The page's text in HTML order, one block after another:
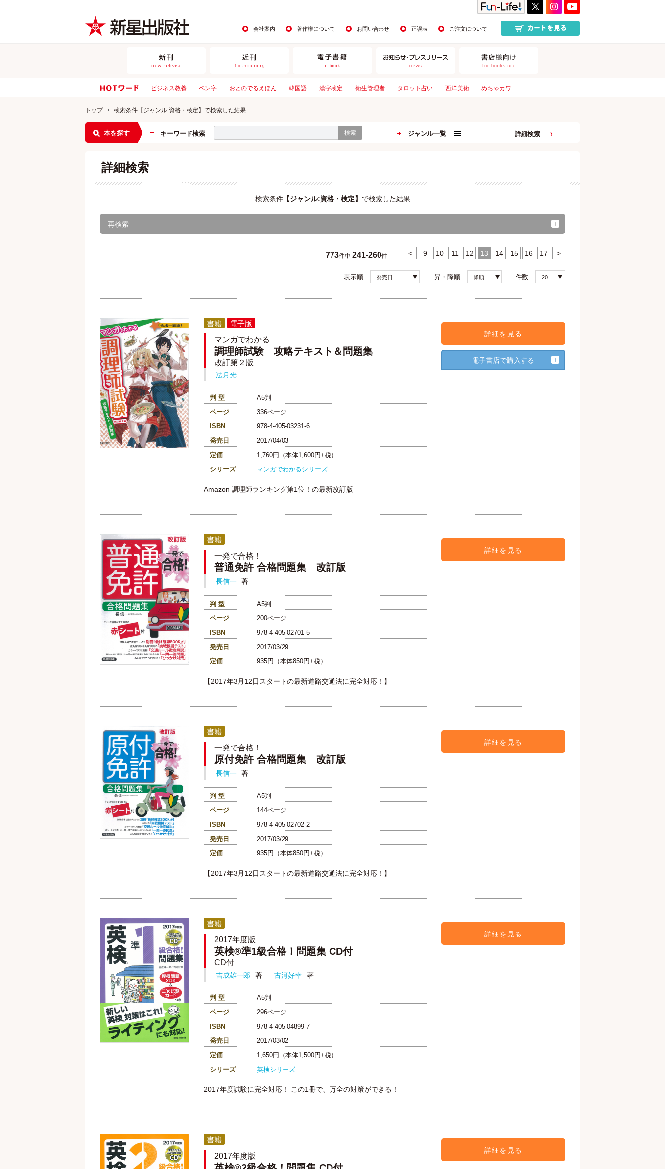
会社案内 著作権について お問い合わせ 正誤表 ご注文について
ビジネス教養 ペン字 おとのでるえほん 韓国語 漢字検定 衛生管理者 タロット占い 西洋美術 めちゃカワ
トップ 検索条件【ジャンル:資格・検定】で検索した結果
本を探す キーワード検索 検索 ジャンル一覧 詳細検索
詳細検索
検索条件【ジャンル:資格・検定】 で検索した結果
再検索
773件中 241-260件 < 9 10 11 12 13 14 15 16 17 >
表示順 発売日 昇・降順 降順 件数 20
書籍
電子版
マンガでわかる
調理師試験 攻略テキスト＆問題集
改訂第２版
法月光
判 型
A5判
ページ
336ページ
ISBN
978-4-405-03231-6
発売日
2017/04/03
定価
1,760円（本体1,600円+税）
シリーズ
マンガでわかるシリーズ
Amazon 調理師ランキング第1位！の最新改訂版
詳細を見る
電子書店で購入する
書籍
一発で合格！
普通免許 合格問題集 改訂版
長信一 著
判 型
A5判
ページ
200ページ
ISBN
978-4-405-02701-5
発売日
2017/03/29
定価
935円（本体850円+税）
【2017年3月12日スタートの最新道路交通法に完全対応！】
詳細を見る
書籍
一発で合格！
原付免許 合格問題集 改訂版
長信一 著
判 型
A5判
ページ
144ページ
ISBN
978-4-405-02702-2
発売日
2017/03/29
定価
935円（本体850円+税）
【2017年3月12日スタートの最新道路交通法に完全対応！】
詳細を見る
書籍
2017年度版
英検®準1級合格！問題集 CD付
CD付
吉成雄一郎 著 古河好幸 著
判 型
A5判
ページ
296ページ
ISBN
978-4-405-04899-7
発売日
2017/03/02
定価
1,650円（本体1,500円+税）
シリーズ
英検シリーズ
2017年度試験に完全対応！ この1冊で、万全の対策ができる！
詳細を見る
書籍
2017年度版
詳細を見る